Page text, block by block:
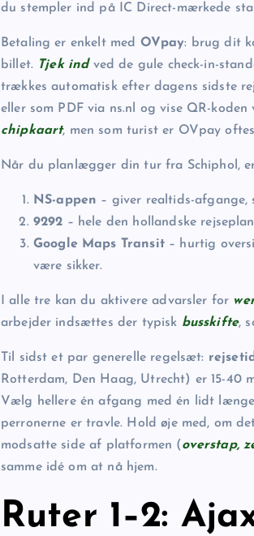
du stempler ind på IC Direct-mærkede
Betaling er enkelt med OVpay: brug dit
billet. Tjek indved de gule check-in-
trækkes automatisk efter dagens sidste
eller som PDF via ns.nl og vise QR-
chipkaart, men som turist er OVpay
Når du planlægger din tur fra Schiphol,
NS-appen – giver realtids-
9292 – hele den hollandske
Google Maps Transit– hurtig
være sikker.
I alle tre kan du aktivere advarsler for
arbejder indsættes der typisk busskifte,
Til sidst et par generelle regelsæt:
Rotterdam, Den Haag, Utrecht) er 15-
Vælg hellere én afgang med én lidt
perronerne er travle. Hold øje med, om
modsatte side af platformen (overstap,
samme idé om at nå hjem.
Ruter 1–2: